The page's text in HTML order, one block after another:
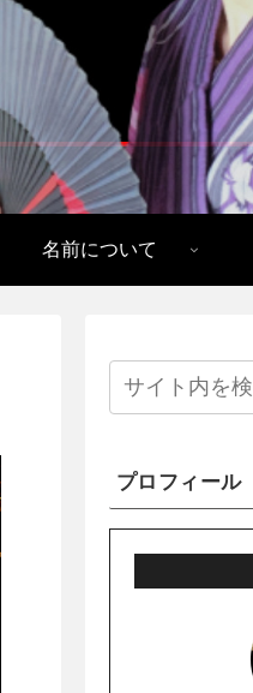
名前について
プロフィール